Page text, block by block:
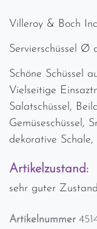
Villeroy & Boch
Servierschüssel Ø
Schöne Schüssel
Vielseitige
Salatschüssel,
Gemüseschüssel,
dekorative Schale,
Artikelzustand:
sehr guter
Artikelnummer